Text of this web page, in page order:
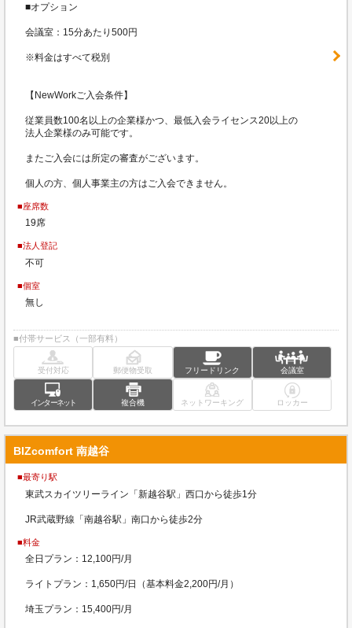
■オプション
会議室：15分あたり500円
※料金はすべて税別
【NewWorkご入会条件】
従業員数100名以上の企業様かつ、最低入会ライセンス20以上の
法人企業様のみ可能です。
またご入会には所定の審査がございます。
個人の方、個人事業主の方はご入会できません。
■座席数
19席
■法人登記
不可
■個室
無し
■付帯サービス（一部有料）
受付対応 郵便物受取 フリードリンク 会議室
インターネット 複合機 ネットワーキング ロッカー
BIZcomfort 南越谷
■最寄り駅
東武スカイツリーライン「新越谷駅」西口から徒歩1分
JR武蔵野線「南越谷駅」南口から徒歩2分
■料金
全日プラン：12,100円/月
ライトプラン：1,650円/日（基本料金2,200円/月）
埼玉プラン：15,400円/月